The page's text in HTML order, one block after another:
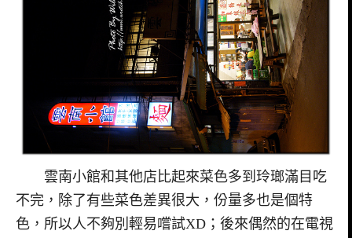
雲南小館和其他店比起來菜色多到玲瑯滿目吃
不完，除了有些菜色差異很大，份量多也是個特
色，所以人不夠別輕易嚐試XD；後來偶然的在電視